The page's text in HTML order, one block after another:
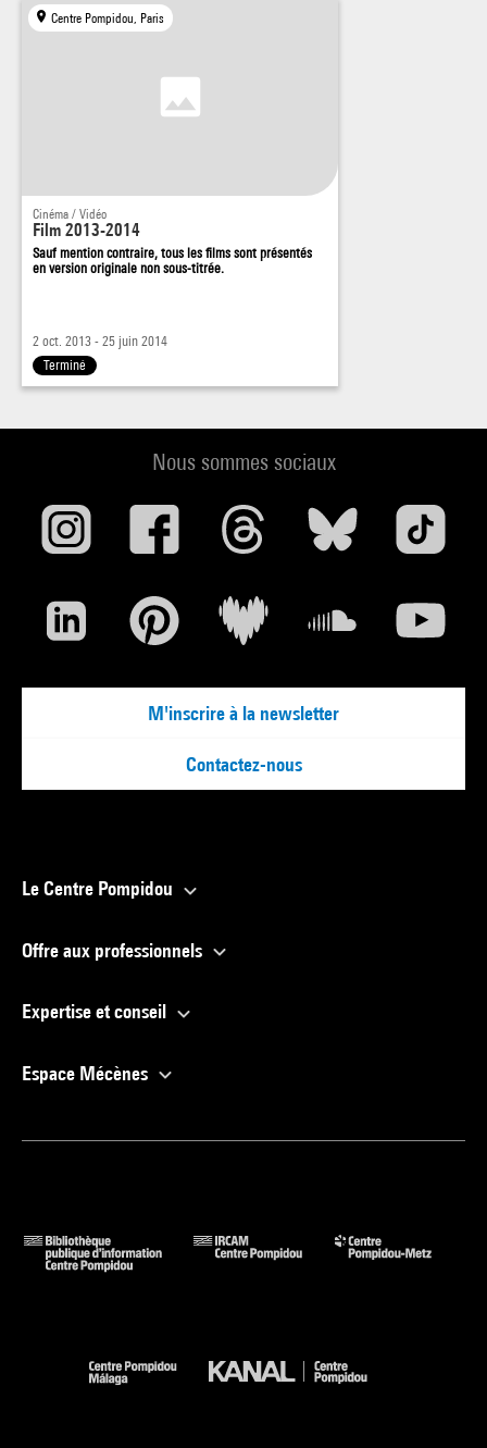
Centre Pompidou, Paris
Cinéma / Vidéo
Film 2013-2014
Sauf mention contraire, tous les films sont présentés
en version originale non sous-titrée.
2 oct. 2013 - 25 juin 2014
Terminé
Nous sommes sociaux
M'inscrire à la newsletter
Contactez-nous
Le Centre Pompidou
Offre aux professionnels
Expertise et conseil
Espace Mécènes